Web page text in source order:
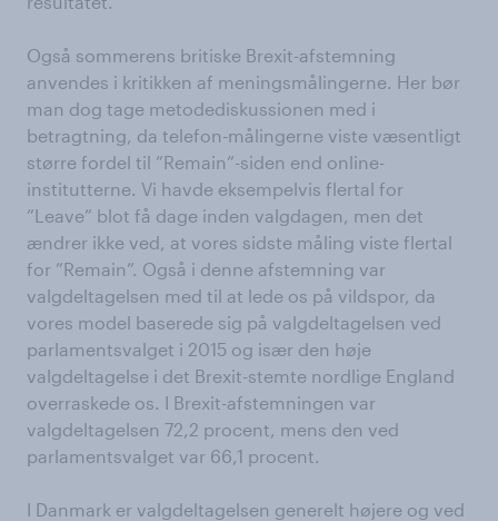
Også sommerens britiske Brexit-afstemning
anvendes i kritikken af meningsmålingerne. Her bør
man dog tage metodediskussionen med i
betragtning, da telefon-målingerne viste væsentligt
større fordel til ”Remain”-siden end online-
institutterne. Vi havde eksempelvis flertal for
”Leave” blot få dage inden valgdagen, men det
ændrer ikke ved, at vores sidste måling viste flertal
for ”Remain”. Også i denne afstemning var
valgdeltagelsen med til at lede os på vildspor, da
vores model baserede sig på valgdeltagelsen ved
parlamentsvalget i 2015 og især den høje
valgdeltagelse i det Brexit-stemte nordlige England
overraskede os. I Brexit-afstemningen var
valgdeltagelsen 72,2 procent, mens den ved
parlamentsvalget var 66,1 procent.
I Danmark er valgdeltagelsen generelt højere og ved